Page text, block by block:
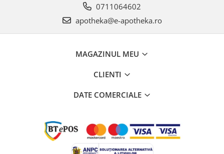
0711064602
apotheka@e-apotheka.ro
MAGAZINUL MEU
CLIENTI
DATE COMERCIALE